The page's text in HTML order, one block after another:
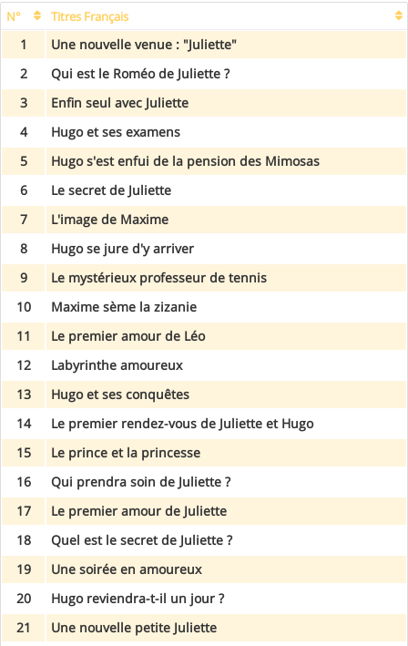
N° Titres Français
1
Une nouvelle venue : "Juliette"
2
Qui est le Roméo de Juliette ?
3
Enfin seul avec Juliette
4
Hugo et ses examens
5
Hugo s'est enfui de la pension des Mimosas
6
Le secret de Juliette
7
L'image de Maxime
8
Hugo se jure d'y arriver
9
Le mystérieux professeur de tennis
10
Maxime sème la zizanie
11
Le premier amour de Léo
12
Labyrinthe amoureux
13
Hugo et ses conquêtes
14
Le premier rendez-vous de Juliette et Hugo
15
Le prince et la princesse
16
Qui prendra soin de Juliette ?
17
Le premier amour de Juliette
18
Quel est le secret de Juliette ?
19
Une soirée en amoureux
20
Hugo reviendra-t-il un jour ?
21
Une nouvelle petite Juliette